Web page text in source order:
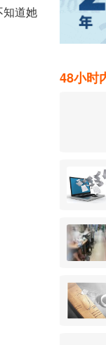
知道她
48小时